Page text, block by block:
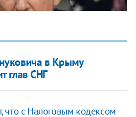
в Крыму
глав СНГ
что с Налоговым кодексом